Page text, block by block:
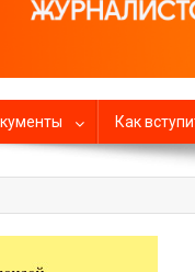
союз
Как